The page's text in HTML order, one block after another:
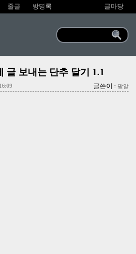
줄글 방명록 글마당
글 보내는 단추 달기 1.1
글쓴이 : 팥알